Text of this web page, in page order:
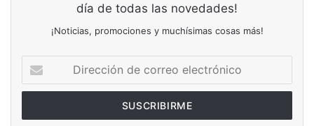
día de todas las novedades!
¡Noticias, promociones y muchísimas cosas más!
de
correo